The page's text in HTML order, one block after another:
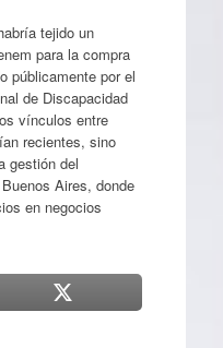
tejido un
para la compra
públicamente por el
de Discapacidad
vínculos entre
recientes, sino
gestión del
Aires, donde
en negocios